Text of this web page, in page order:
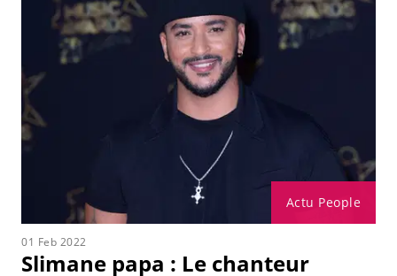
Actu People
01 Feb 2022
Slimane papa : Le chanteur